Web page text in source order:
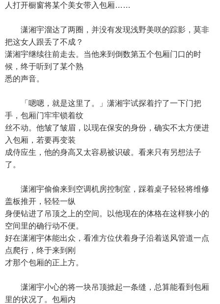
人打开橱窗将某个美女带入包厢……
潇湘宇溜达了两圈，并没有发现浅野美咲的踪影，莫非
把这女人跟丢了不成？
潇湘宇继续往前走去。当他来到倒数第五个包厢门口的时
候，终于听到了某个熟
悉的声音。
「嗯嗯，就是这里了。」潇湘宇试探着拧了一下门把
手，包厢门牢牢锁着纹
丝不动。他皱了皱眉，以现在保安的身份，确实不太方便进
入包厢，若要再变装
成侍应生，他的身高又太容易被识破。看来只有另想法子
了。
潇湘宇偷偷来到空调机房控制室，踩着桌子轻轻将维修
盖板推开，轻轻一纵
身便钻进了吊顶之上的空间。以他现在的体格在这样狭小的
空间里的确行动不便。
好在潇湘宇体能出众，看准方位伏着身子沿着送风管道一点
点爬行，终于来到刚
才那个包厢的正上方。
潇湘宇小心的将一块吊顶掀起一条缝，总算能看到包厢
里的状况了。包厢内